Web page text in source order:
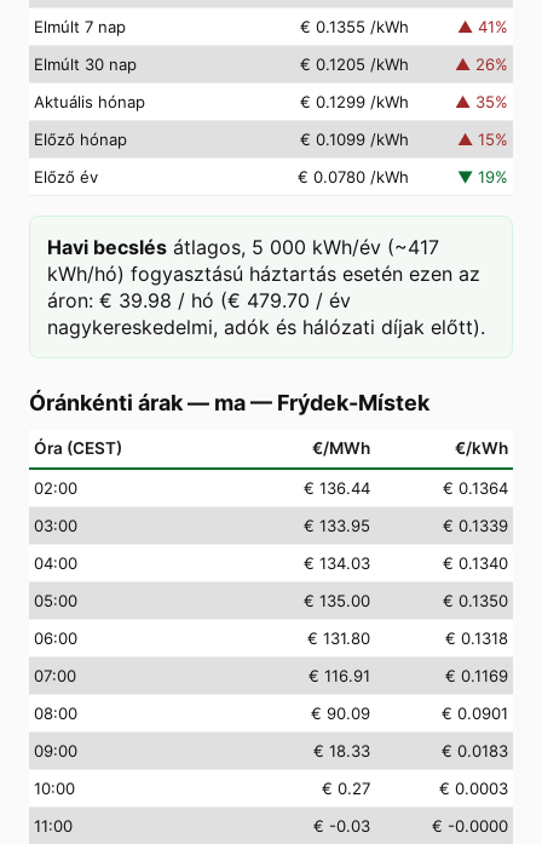
Elmúlt 7 nap
€ 0.1355 /kWh ▲ 41%
Elmúlt 30 nap
€ 0.1205 /kWh ▲ 26%
Aktuális hónap
€ 0.1299 /kWh ▲ 35%
Előző hónap
€ 0.1099 /kWh ▲ 15%
Előző év
€ 0.0780 /kWh ▼ 19%
Havi becslés átlagos, 5 000 kWh/év (~417
kWh/hó) fogyasztású háztartás esetén ezen az
áron: € 39.98 / hó (€ 479.70 / év
nagykereskedelmi, adók és hálózati díjak előtt).
Óránkénti árak — ma— Frýdek-Místek
Óra (CEST) €/MWh €/kWh
02:00 € 136.44
€ 0.1364
03:00 € 133.95
€ 0.1339
04:00 € 134.03
€ 0.1340
05:00 € 135.00
€ 0.1350
06:00 € 131.80
€ 0.1318
07:00 € 116.91
€ 0.1169
08:00 € 90.09
€ 0.0901
09:00 € 18.33
€ 0.0183
10:00 € 0.27
€ 0.0003
11:00 € -0.03
€ -0.0000